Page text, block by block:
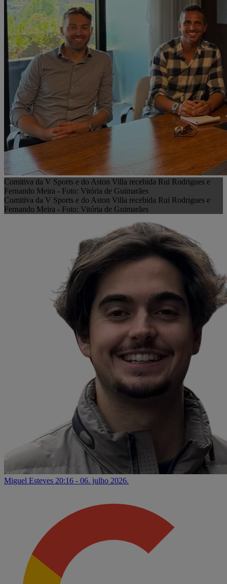
Comitiva da V Sports e do Aston Villa recebida Rui Rodrigues e
Fernando Meira - Foto: Vitória de Guimarães
Comitiva da V Sports e do Aston Villa recebida Rui Rodrigues e
Fernando Meira - Foto: Vitória de Guimarães
Miguel Esteves 20:16 - 06. julho 2026.